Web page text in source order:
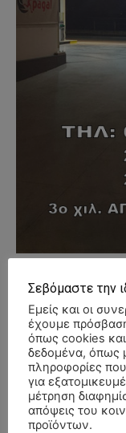
Σεβόμαστε την
Εμείς και οι
έχουμε
όπως cookies
δεδομένα, όπως
πληροφορίες
για
μέτρηση
απόψεις του
προϊόντων.